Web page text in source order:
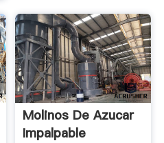
Molinos De Azucar
Impalpable